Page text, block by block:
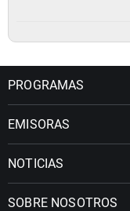
PROGRAMAS
EMISORAS
NOTICIAS
SOBRE NOSOTROS